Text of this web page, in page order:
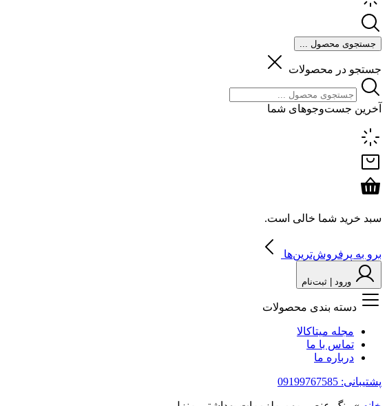
جستجوی محصول ...
جستجو در محصولات
آخرین جست‌وجوهای شما
سبد خرید شما خالی است.
برو به پرفروش‌ترین‌ها
ورود | ثبت‌نام
دسته بندی محصولات
مجله میتاکالا
تماس با ما
درباره ما
پشتیبانی: 09199767585